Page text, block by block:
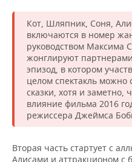
Кот, Шляпник, Соня,
включаются в номер
руководством Максима
жонглируют
эпизод, в котором
целом спектакль можно
сказки, хотя и заметно,
влияние фильма 2016
режиссера Джеймса
Вторая часть стартует с
Алисами и аттракционом с